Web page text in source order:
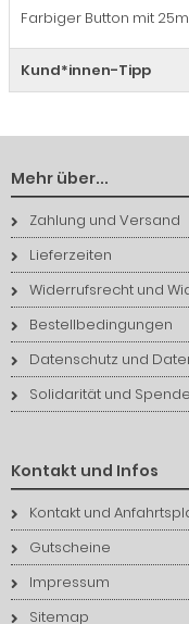
Farbiger Button mit
Kund*innen-Tipp
Mehr über...
Zahlung und Versand
Lieferzeiten
Widerrufsrecht und
Bestellbedingungen
Datenschutz und
Solidarität und
Kontakt und Infos
Kontakt und
Gutscheine
Impressum
Sitemap